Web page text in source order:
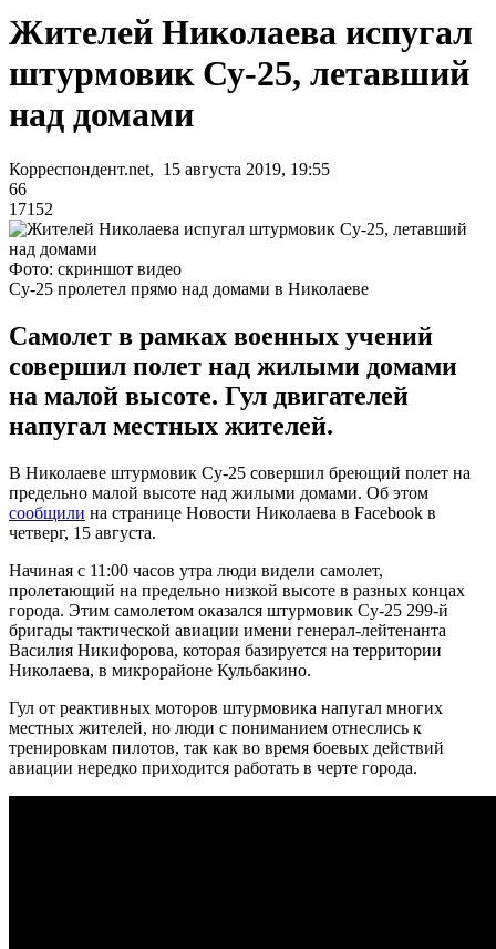
Жителей Николаева испугал
штурмовик Су-25, летавший
над домами
Корреспондент.net, 15 августа 2019, 19:55
66
17152
Фото: скриншот видео
Су-25 пролетел прямо над домами в Николаеве
Самолет в рамках военных учений
совершил полет над жилыми домами
на малой высоте. Гул двигателей
напугал местных жителей.
В Николаеве штурмовик Су-25 совершил бреющий полет на
предельно малой высоте над жилыми домами. Об этом
сообщили на странице Новости Николаева в Facebook в
четверг, 15 августа.
Начиная с 11:00 часов утра люди видели самолет,
пролетающий на предельно низкой высоте в разных концах
города. Этим самолетом оказался штурмовик Су-25 299-й
бригады тактической авиации имени генерал-лейтенанта
Василия Никифорова, которая базируется на территории
Николаева, в микрорайоне Кульбакино.
Гул от реактивных моторов штурмовика напугал многих
местных жителей, но люди с пониманием отнеслись к
тренировкам пилотов, так как во время боевых действий
авиации нередко приходится работать в черте города.